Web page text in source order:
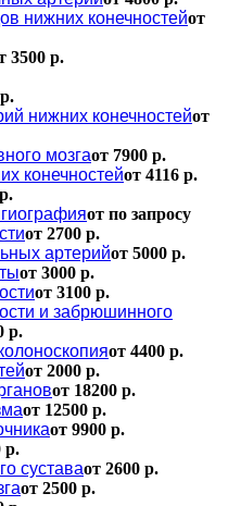
нижних конечностейот
3500 р.
нижних конечностейот
мозгаот 7900 р.
конечностейот 4116 р.
от по запросу
от 2700 р.
артерийот 5000 р.
от 3000 р.
от 3100 р.
и забрюшинного
р.
от 4400 р.
от 2000 р.
от 18200 р.
от 12500 р.
от 9900 р.
р.
суставаот 2600 р.
от 2500 р.